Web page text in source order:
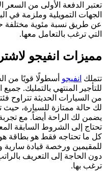
تعتبر الدفعة الأولى من السعر
الجهات التمويلية وملزمة في
عن طريق نسبة مئوية مختلفة
التي ترغب بالتعامل معها.
مميزات انفيجو
تتملك انفيجو أسطولًا قويًا من
للتأجير المنتهي بالتمليك.
لك حالة ممتازة للسيارة، حيث
يضمن لك الراحة أيضاً. مع تجربة
تحتاج إلى الشروط السابقة
كل ما تحتاجه فقط هو بطاقة
للمقيمين ورخصة قيادة سارية
دون الحاجة إلى التعريف
ترغب بها.